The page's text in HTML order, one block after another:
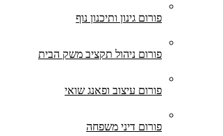
פורום גינון ותיכנון נוף
פורום ניהול תקציב משק הבית
פורום עיצוב ופאנג שואי
פורום דיני משפחה